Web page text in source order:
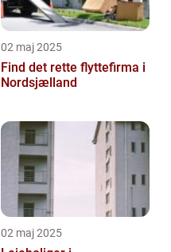
02 maj 2025
Find det rette flyttefirma i
Nordsjælland
02 maj 2025